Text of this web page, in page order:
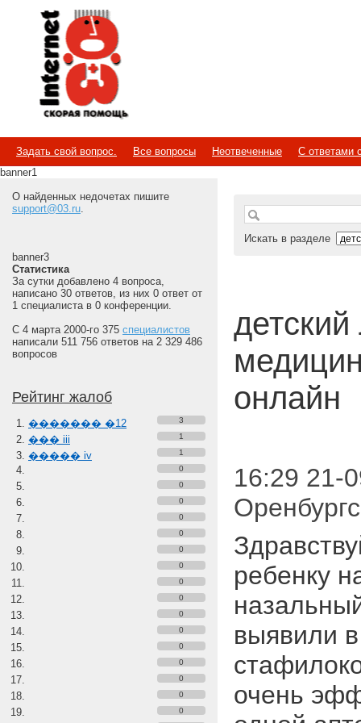
Internet
Скорая помощь
Задать свой вопрос. Все вопросы Неотвеченные
С ответами
banner1
О найденных недочетах пишите
support@03.ru.
banner3
Статистика
За сутки добавлено 4 вопроса,
написано 30 ответов, из них 0 ответ от
1 специалиста в 0 конференции.
С 4 марта 2000-го 375 специалистов
написали 511 756 ответов на 2 329 486
вопросов
Рейтинг жалоб
������� �12 3
��� iii 1
����� iv
1
0
0
0
0
0
0
0
0
0
0
0
0
0
0
0
0
Искать в разделе
онлайн
16:29 21-
ребенку
выявили
очень